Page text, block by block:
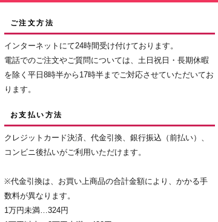
ご注文方法
インターネットにて24時間受け付けております。
電話でのご注文やご質問については、土日祝日・長期休暇
を除く平日8時半から17時半までご対応させていただいてお
ります。
お支払い方法
クレジットカード決済、代金引換、銀行振込（前払い）、
コンビニ後払いがご利用いただけます。
※代金引換は、お買い上商品の合計金額により、かかる手
数料が異なります。
1万円未満…324円